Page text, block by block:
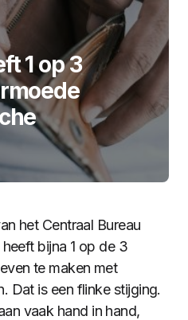
1 op 3
het Centraal Bureau
bijna 1 op de 3
te maken met
Dat is een flinke stijging.
vaak hand in hand,